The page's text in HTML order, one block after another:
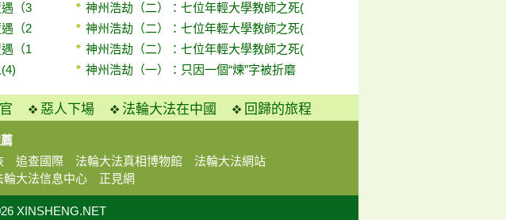
（3
（2
（1
神州浩劫（二）：七位年輕大學教師之死(
神州浩劫（二）：七位年輕大學教師之死(
神州浩劫（二）：七位年輕大學教師之死(
神州浩劫（一）：只因一個“煉”字被折磨
惡人下場 法輪大法在中國 回歸的旅程
追查國際 法輪大法真相博物館
法輪大法網站
輪大法信息中心 正見網
XINSHENG.NET